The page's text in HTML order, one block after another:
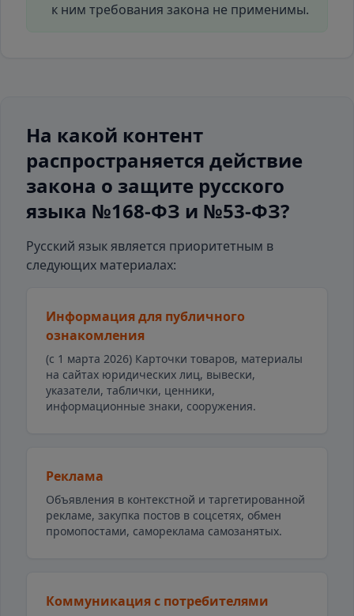
к ним требования закона не применимы.
На какой контент
распространяется действие
закона о защите русского
языка №168-ФЗ и №53-ФЗ?
Русский язык является приоритетным в
следующих материалах:
Информация для публичного
ознакомления
(с 1 марта 2026) Карточки товаров, материалы
на сайтах юридических лиц, вывески,
указатели, таблички, ценники,
информационные знаки, сооружения.
Реклама
Объявления в контекстной и таргетированной
рекламе, закупка постов в соцсетях, обмен
промопостами, самореклама самозанятых.
Коммуникация с потребителями